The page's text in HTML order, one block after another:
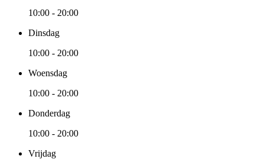
10:00 - 20:00
Dinsdag
10:00 - 20:00
Woensdag
10:00 - 20:00
Donderdag
10:00 - 20:00
Vrijdag